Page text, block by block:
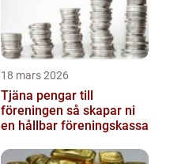
18 mars 2026
Tjäna pengar till
föreningen så skapar ni
en hållbar föreningskassa